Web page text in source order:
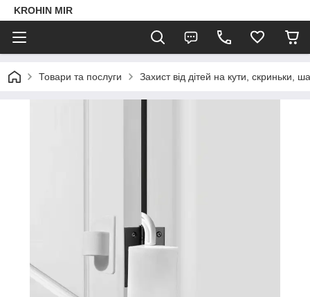
KROHIN MIR
Товари та послуги Захист від дітей на кути, скриньки,